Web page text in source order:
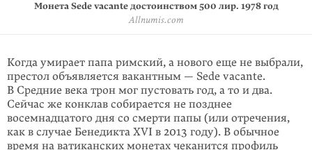
Монета Sede vacante достоинством 500 лир. 1978 год
Allnumis.com
Монета Sede vacante достоинством 500 лир, выпущенная
в сентябре 1978 года
Когда умирает папа римский, а нового еще не выбрали,
престол объявляется вакантным — Sede vacante.
В Средние века трон мог пустовать год, а то и два.
Сейчас же конклав собирается не позднее
восемнадцатого дня со смерти папы (или отречения,
как в случае Бенедикта XVI в 2013 году). В обычное
время на ватиканских монетах чеканится профиль